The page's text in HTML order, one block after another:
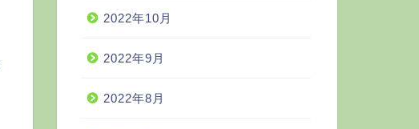
2022年10月
2022年9月
2022年8月